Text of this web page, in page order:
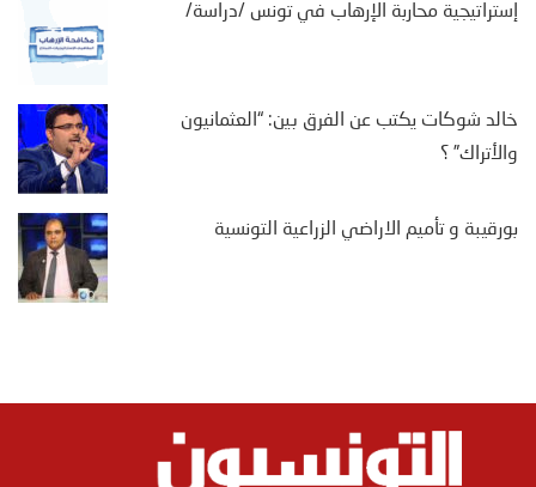
إستراتيجية محاربة الإرهاب في تونس /دراسة/
خالد شوكات يكتب عن الفرق بين: “العثمانيون
والأتراك” ؟
بورقيبة و تأميم الاراضي الزراعية التونسية